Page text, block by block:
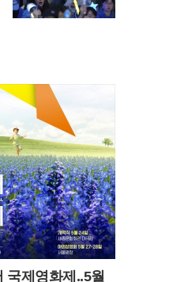
국제영화제..5월